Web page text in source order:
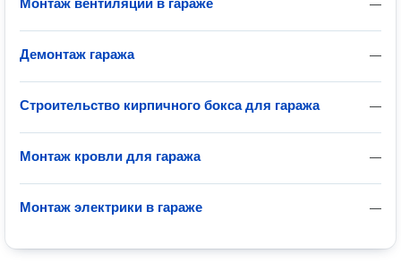
—
Монтаж вентиляции в гараже
—
Демонтаж гаража
—
Строительство кирпичного бокса для гаража
—
Монтаж кровли для гаража
—
Монтаж электрики в гараже